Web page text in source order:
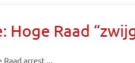
Hoge Raad
arrest ...